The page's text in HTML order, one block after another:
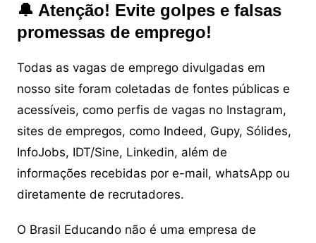
🔔 Atenção! Evite golpes e falsas
promessas de emprego!
Todas as vagas de emprego divulgadas em
nosso site foram coletadas de fontes públicas e
acessíveis, como perfis de vagas no Instagram,
sites de empregos, como Indeed, Gupy, Sólides,
InfoJobs, IDT/Sine, Linkedin, além de
informações recebidas por e-mail, whatsApp ou
diretamente de recrutadores.
O Brasil Educando não é uma empresa de